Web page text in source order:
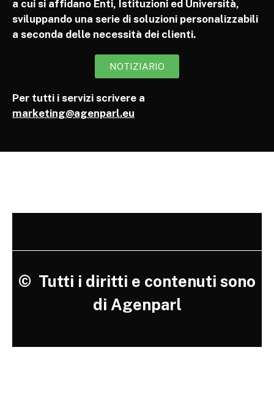
a cui si affidano Enti, Istituzioni ed Università,
sviluppando una serie di soluzioni personalizzabili
a seconda delle necessità dei clienti.
NOTIZIARIO
Per tutti i servizi scrivere a
marketing@agenparl.eu
© Tutti i diritti e contenuti sono
di Agenparl